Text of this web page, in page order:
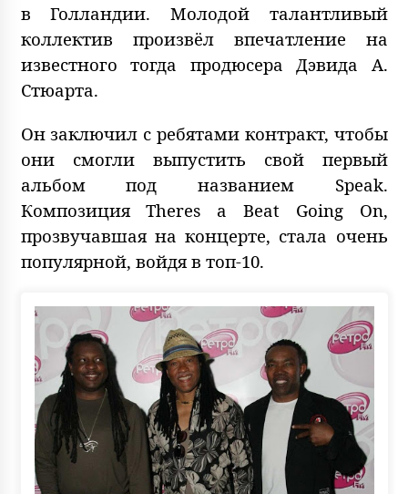
в Голландии. Молодой талантливый
коллектив произвёл впечатление на
известного тогда продюсера Дэвида А.
Стюарта.
Он заключил с ребятами контракт, чтобы
они смогли выпустить свой первый
альбом под названием Speak.
Композиция Theres a Beat Going On,
прозвучавшая на концерте, стала очень
популярной, войдя в топ-10.